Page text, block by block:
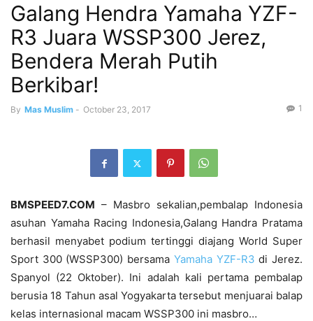
Galang Hendra Yamaha YZF-
R3 Juara WSSP300 Jerez,
Bendera Merah Putih
Berkibar!
By Mas Muslim - October 23, 2017 1
BMSPEED7.COM – Masbro sekalian,pembalap Indonesia
asuhan Yamaha Racing Indonesia,Galang Handra Pratama
berhasil menyabet podium tertinggi diajang World Super
Sport 300 (WSSP300) bersama Yamaha YZF-R3 di Jerez.
Spanyol (22 Oktober). Ini adalah kali pertama pembalap
berusia 18 Tahun asal Yogyakarta tersebut menjuarai balap
kelas internasional macam WSSP300 ini masbro…